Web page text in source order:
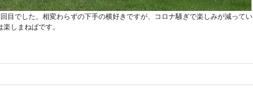
目でした。相変わらずの下手の横好きですが、コロナ騒ぎで楽しみが減ってい
しまねばです。